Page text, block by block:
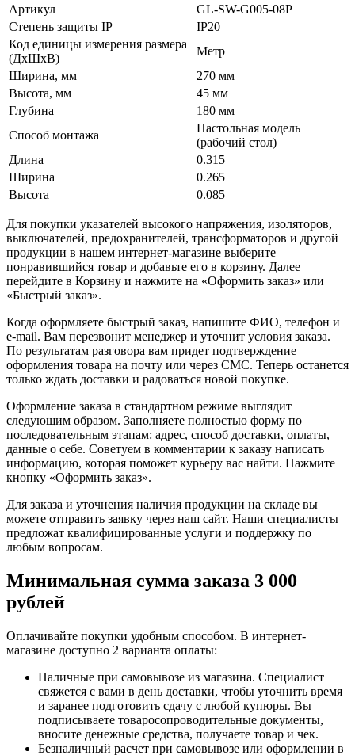
Артикул
GL-SW-G005-08P
Степень защиты IP
IP20
Код единицы измерения размера
(ДхШхВ)
Метр
Ширина, мм
270 мм
Высота, мм
45 мм
Глубина
180 мм
Способ монтажа
Настольная модель
(рабочий стол)
Длина
0.315
Ширина
0.265
Высота
0.085
Для покупки указателей высокого напряжения, изоляторов,
выключателей, предохранителей, трансформаторов и другой
продукции в нашем интернет-магазине выберите
понравившийся товар и добавьте его в корзину. Далее
перейдите в Корзину и нажмите на «Оформить заказ» или
«Быстрый заказ».
Когда оформляете быстрый заказ, напишите ФИО, телефон и
e-mail. Вам перезвонит менеджер и уточнит условия заказа.
По результатам разговора вам придет подтверждение
оформления товара на почту или через СМС. Теперь останется
только ждать доставки и радоваться новой покупке.
Оформление заказа в стандартном режиме выглядит
следующим образом. Заполняете полностью форму по
последовательным этапам: адрес, способ доставки, оплаты,
данные о себе. Советуем в комментарии к заказу написать
информацию, которая поможет курьеру вас найти. Нажмите
кнопку «Оформить заказ».
Для заказа и уточнения наличия продукции на складе вы
можете отправить заявку через наш сайт. Наши специалисты
предложат квалифицированные услуги и поддержку по
любым вопросам.
Минимальная сумма заказа 3 000
рублей
Оплачивайте покупки удобным способом. В интернет-
магазине доступно 2 варианта оплаты:
Наличные при самовывозе из магазина. Специалист
свяжется с вами в день доставки, чтобы уточнить время
и заранее подготовить сдачу с любой купюры. Вы
подписываете товаросопроводительные документы,
вносите денежные средства, получаете товар и чек.
Безналичный расчет при самовывозе или оформлении в